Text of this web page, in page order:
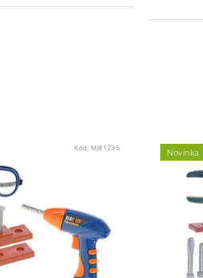
Kód: MI81235 Novinka